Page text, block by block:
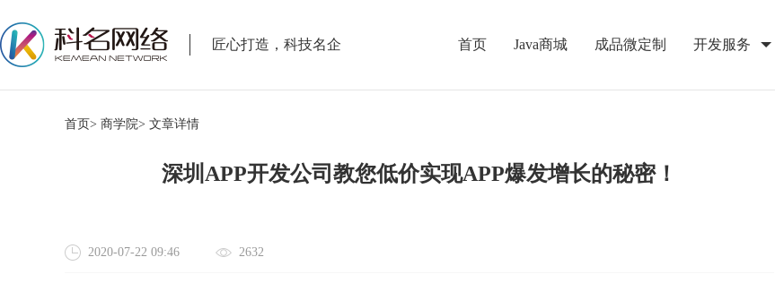
匠心打造，科技名企 首页 Java商城 成品微定制 开发服务
首页> 商学院> 文章详情
深圳APP开发公司教您低价实现APP爆发增长的秘密！
2020-07-22 09:46 2632